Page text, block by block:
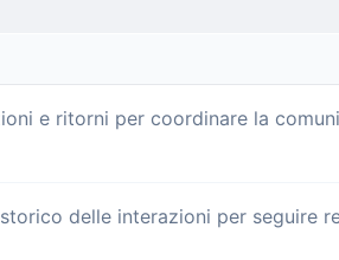
e ritorni per coordinare la
delle interazioni per seguire